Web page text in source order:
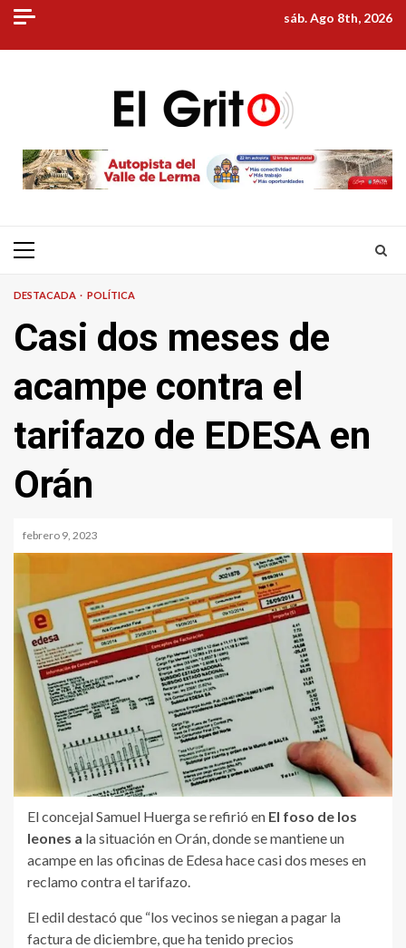
Skip
content
sáb. Ago 8th, 2026
Primary
DESTACADA POLÍTICA
Casi dos meses de
acampe contra el
tarifazo de EDESA en
Orán
febrero 9, 2023
El concejal Samuel Huerga se refirió en El foso de los
leones a la situación en Orán, donde se mantiene un
acampe en las oficinas de Edesa hace casi dos meses en
reclamo contra el tarifazo.
El edil destacó que “los vecinos se niegan a pagar la
factura de diciembre, que ha tenido precios